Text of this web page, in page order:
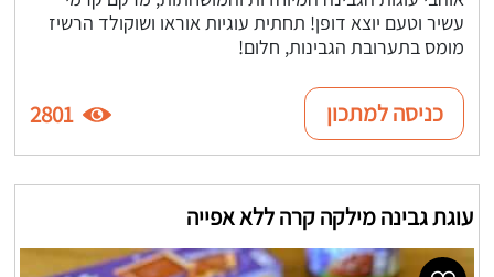
עשיר וטעם יוצא דופן! תחתית עוגיות אוראו ושוקולד הרשיז
מומס בתערובת הגבינות, חלום!
כניסה למתכון 2801
עוגת גבינה מילקה קרה ללא אפייה